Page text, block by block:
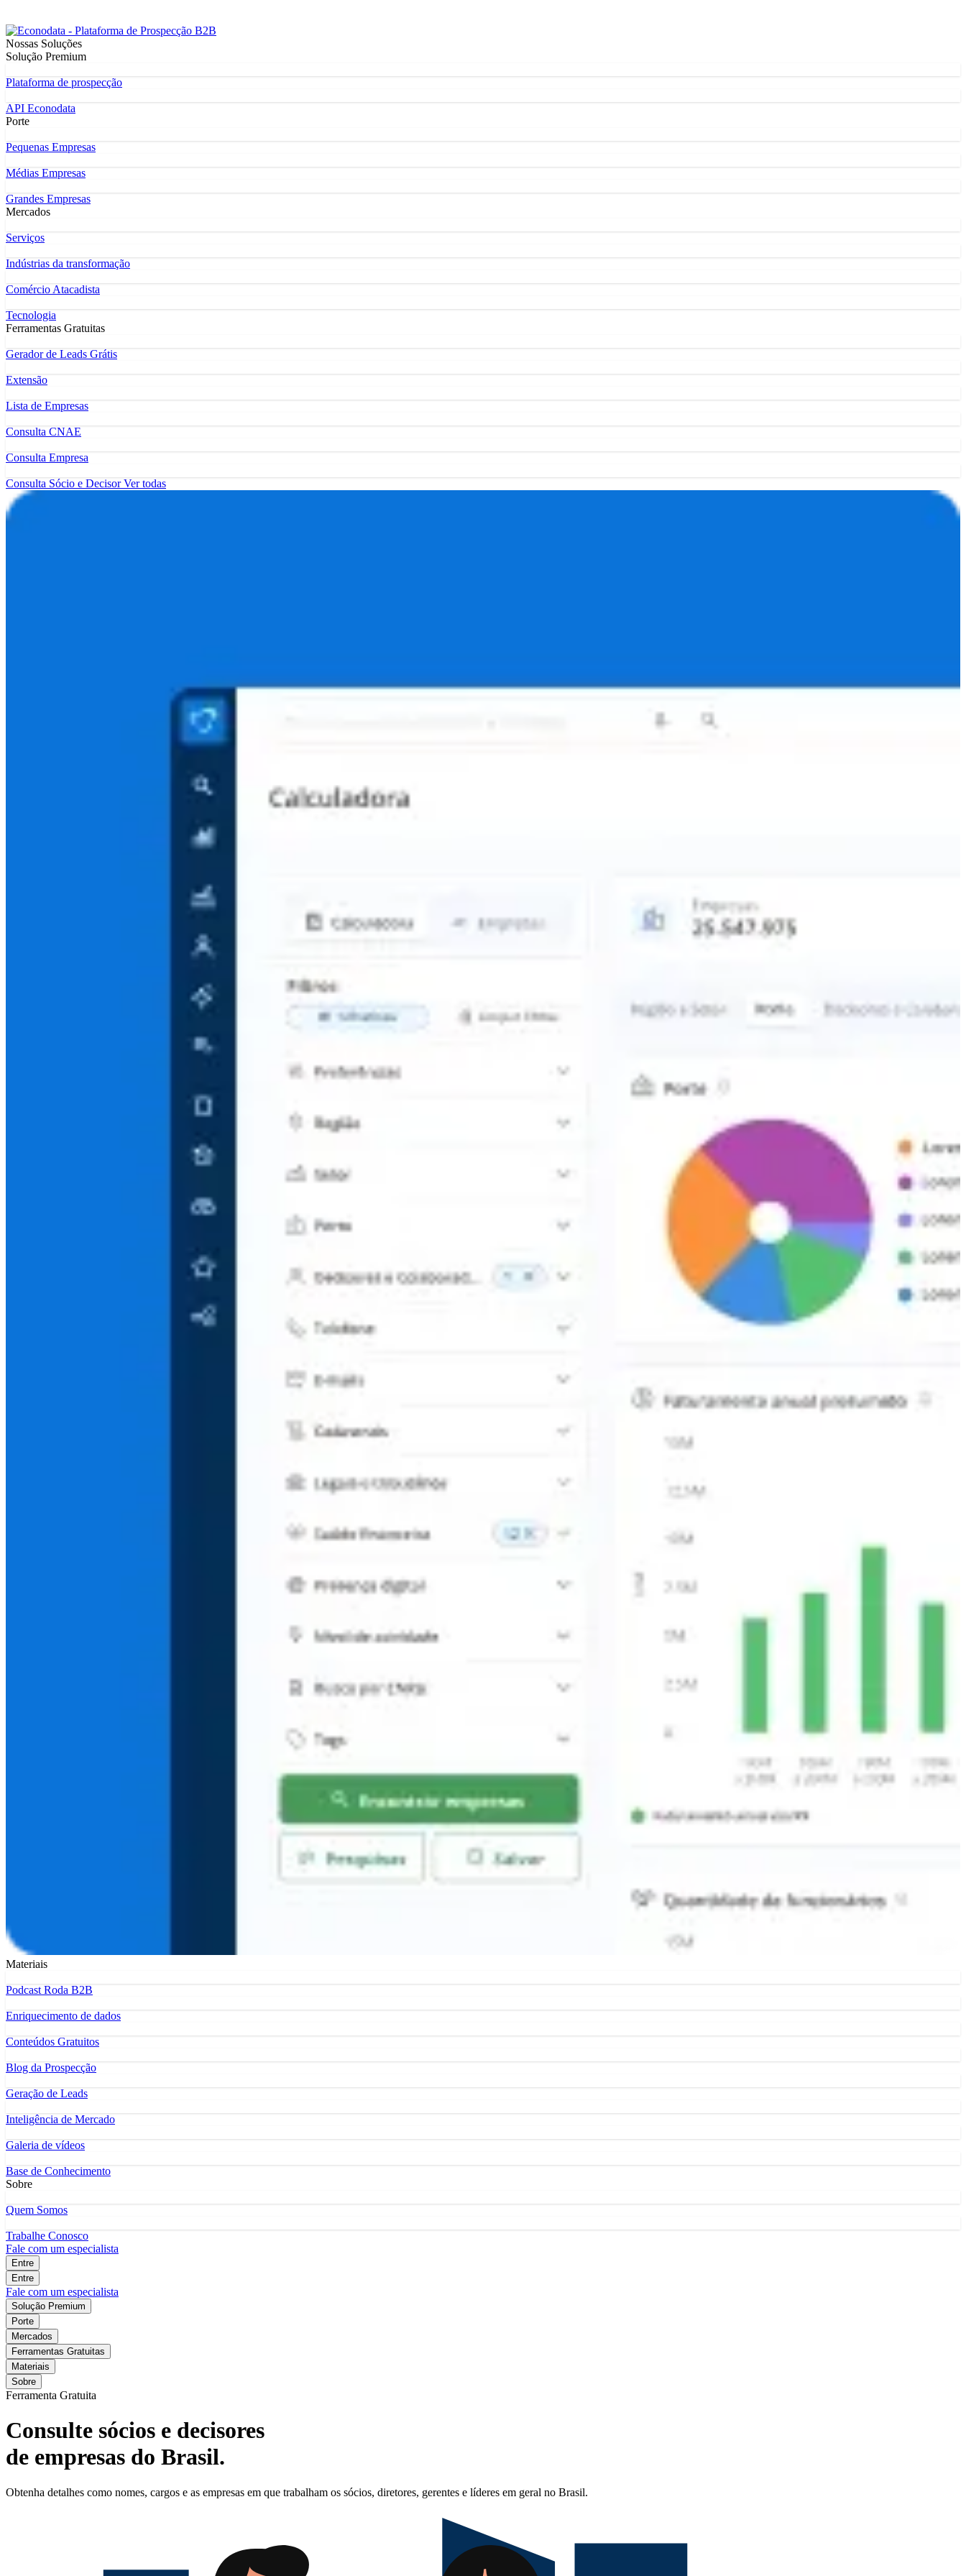
Nossas Soluções
Solução Premium
Plataforma de prospecção
API Econodata
Porte
Pequenas Empresas
Médias Empresas
Grandes Empresas
Mercados
Serviços
Indústrias da transformação
Comércio Atacadista
Tecnologia
Ferramentas Gratuitas
Gerador de Leads Grátis
Extensão
Lista de Empresas
Consulta CNAE
Consulta Empresa
Consulta Sócio e DecisorVer todas
Materiais
Podcast Roda B2B
Enriquecimento de dados
Conteúdos Gratuitos
Blog da Prospecção
Geração de Leads
Inteligência de Mercado
Galeria de vídeos
Base de Conhecimento
Sobre
Quem Somos
Trabalhe Conosco
Fale com um especialista
Entre
Entre
Fale com um especialista
Solução Premium
Porte
Mercados
Ferramentas Gratuitas
Materiais
Sobre
Ferramenta Gratuita
Consulte sócios e decisores
de empresas do Brasil.
Obtenha detalhes como nomes, cargos e as empresas em que trabalham os sócios, diretores, gerentes e líderes em geral no Brasil.